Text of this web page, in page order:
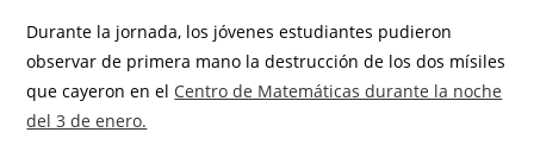
Durante la jornada, los jóvenes estudiantes pudieron
observar de primera mano la destrucción de los dos mísiles
que cayeron en el Centro de Matemáticas durante la noche
del 3 de enero.